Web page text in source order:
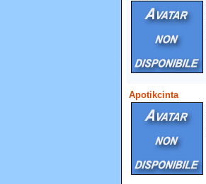
Apotikcinta